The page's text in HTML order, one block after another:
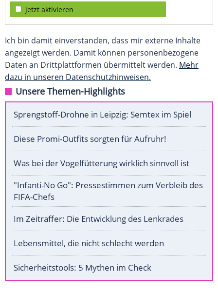
jetzt aktivieren
Ich bin damit einverstanden, dass mir externe Inhalte
angezeigt werden. Damit können personenbezogene
Daten an Drittplattformen übermittelt werden. Mehr
dazu in unseren Datenschutzhinweisen.
Unsere Themen-Highlights
Sprengstoff-Drohne in Leipzig: Semtex im Spiel
Diese Promi-Outfits sorgten für Aufruhr!
Was bei der Vogelfütterung wirklich sinnvoll ist
"Infanti-No Go": Pressestimmen zum Verbleib des
FIFA-Chefs
Im Zeitraffer: Die Entwicklung des Lenkrades
Lebensmittel, die nicht schlecht werden
Sicherheitstools: 5 Mythen im Check